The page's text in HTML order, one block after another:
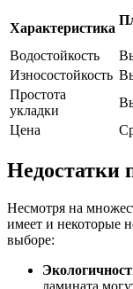
Характеристика
Водостойкость
Износостойкость
Простота
укладки
Цена
Недостатки
Несмотря на
имеет и некоторые
выборе: